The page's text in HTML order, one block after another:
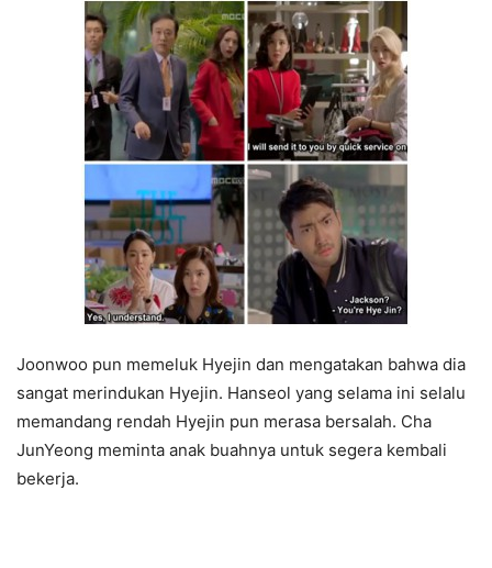
Joonwoo pun memeluk Hyejin dan mengatakan bahwa dia
sangat merindukan Hyejin. Hanseol yang selama ini selalu
memandang rendah Hyejin pun merasa bersalah. Cha
JunYeong meminta anak buahnya untuk segera kembali
bekerja.